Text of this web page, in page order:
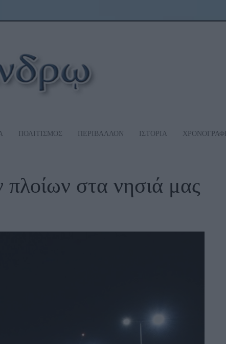
ΠΟΛΙΤΙΣΜΟΣ ΠΕΡΙΒΑΛΛΟΝ ΙΣΤΟΡΙΑ
πλοίων στα νησιά μας